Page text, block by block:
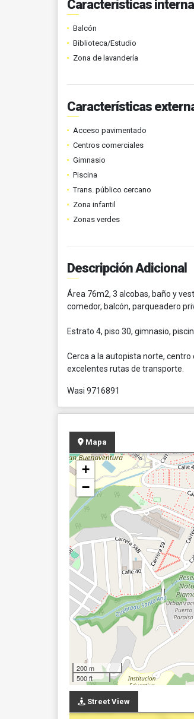
Características
Balcón
Biblioteca/Estudio
Zona de lavandería
Características
Acceso pavimentado
Centros comerciales
Gimnasio
Piscina
Trans. público cercano
Zona infantil
Zonas verdes
Descripción Adicional
Área 76m2, 3 alcobas, baño y
comedor, balcón, parqueadero
Estrato 4, piso 30, gimnasio,
Cerca a la autopista norte,
excelentes rutas de transporte.
Wasi 9716891
Mapa
+
−
200 m
500 ft
Street View